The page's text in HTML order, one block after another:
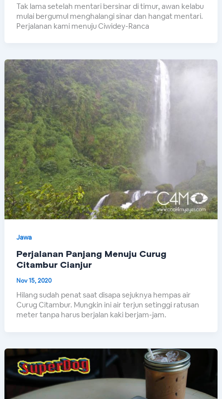
Tak lama setelah mentari bersinar di timur, awan kelabu
mulai bergumul menghalangi sinar dan hangat mentari.
Perjalanan kami menuju Ciwidey-Ranca
Jawa
Perjalanan Panjang Menuju Curug
Citambur Cianjur
Nov 15, 2020
Hilang sudah penat saat disapa sejuknya hempas air
Curug Citambur. Mungkin ini air terjun setinggi ratusan
meter tanpa harus berjalan kaki berjam-jam.